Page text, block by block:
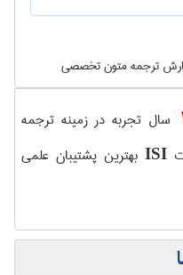
ترجمه متون تخصصی
سال تجربه در زمینه ترجمه
ISI بهترین پشتیبان علمی